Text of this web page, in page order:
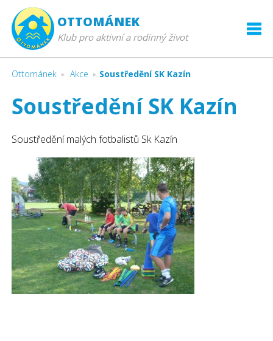
OTTOMÁNEK
Klub pro aktivní a rodinný život
Ottománek Akce Soustředění SK Kazín
Soustředění SK Kazín
Soustředění malých fotbalistů Sk Kazín